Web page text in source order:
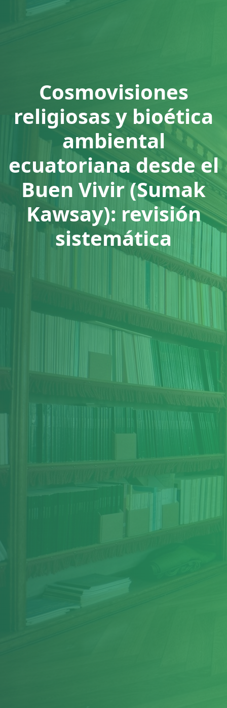
Cosmovisiones
religiosas y bioética
ambiental
ecuatoriana desde el
Buen Vivir (Sumak
Kawsay): revisión
sistemática